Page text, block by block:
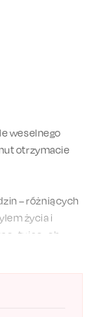
weselnego
otrzymacie
– różniących
życia i
lecz ich
celebracją?